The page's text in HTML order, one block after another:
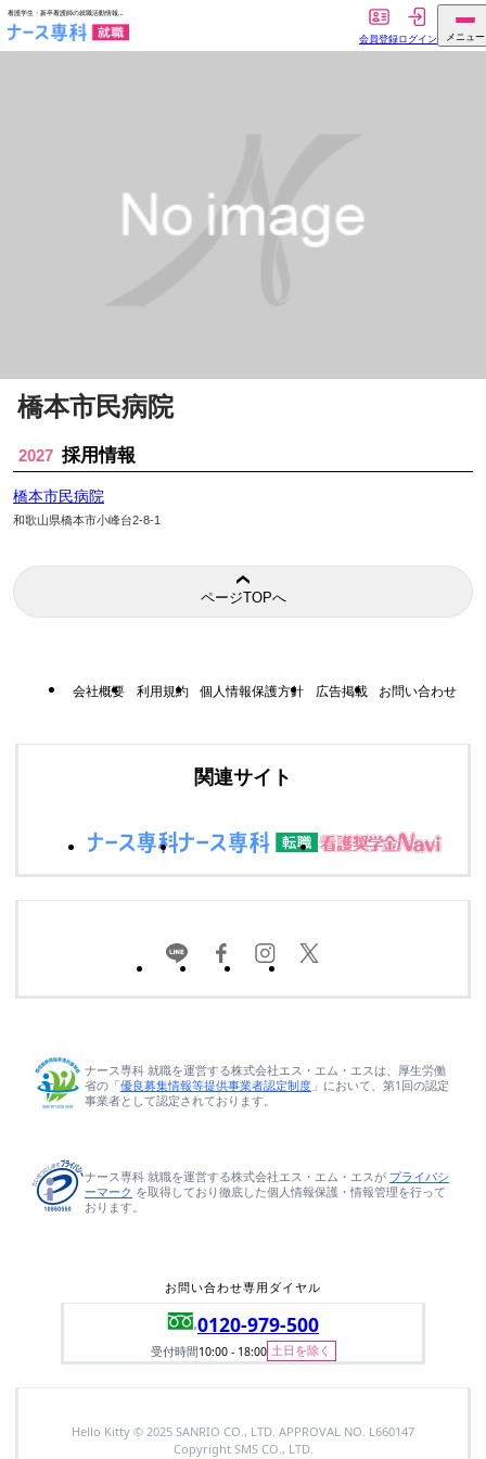
橋本市民病院
2027 採用情報
橋本市民病院
和歌山県橋本市小峰台2-8-1
ページTOPへ